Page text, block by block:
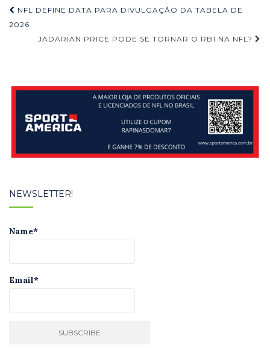
Navegação
de
Post
NFL DEFINE DATA PARA DIVULGAÇÃO DA TABELA DE
2026
JADARIAN PRICE PODE SE TORNAR O RB1 NA NFL?
NEWSLETTER!
Name*
Email*